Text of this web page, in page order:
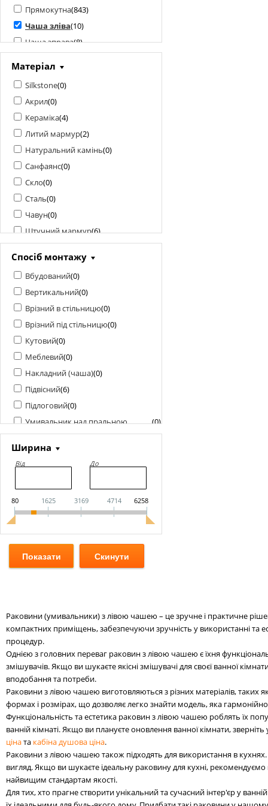
Прямокутна(843)
Чаша зліва(10)
Чаша зправа(8)
Матеріал
Silkstone(0)
Акрил(0)
Кераміка(4)
Литий мармур(2)
Натуральний камінь(0)
Санфаянс(0)
Скло(0)
Сталь(0)
Чавун(0)
Штучний мармур(6)
Спосіб монтажу
Вбудований(0)
Вертикальний(0)
Врізний в стільницю(0)
Врізний під стільницю(0)
Кутовий(0)
Меблевий(0)
Накладний (чаша)(0)
Підвісний(6)
Підлоговий(0)
Умивальник над пральною
(0)
Ширина
Від До
80 1625 3169 4714 6258
Раковини (умивальники) з лівою чашею – це зручне і практичне
компактних приміщень, забезпечуючи зручність у використанні та
процедур.
Однією з головних переваг раковин з лівою чашею є їхня
змішувачів. Якщо ви шукаєте якісні змішувачі для своєї ванної
вподобання та потреби.
Раковини з лівою чашею виготовляються з різних матеріалів, таких
формах і розмірах, що дозволяє легко знайти модель, яка
Функціональність та естетика раковин з лівою чашею роблять їх
ванній кімнаті. Якщо ви плануєте оновлення ванної кімнати,
ціната кабіна душова ціна.
Раковини з лівою чашею також підходять для використання в
вигляд. Якщо ви шукаєте ідеальну раковину для кухні,
найвищим стандартам якості.
Для тих, хто прагне створити унікальний та сучасний інтер'єр у